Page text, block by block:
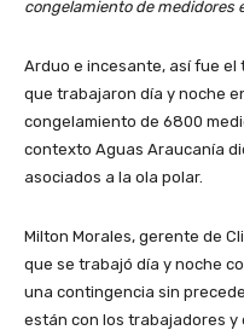
congelamiento de medidores
Arduo e incesante, así fue el
que trabajaron día y noche
congelamiento de 6800
contexto Aguas Araucanía
asociados a la ola polar.
Milton Morales, gerente de
que se trabajó día y noche
una contingencia sin
están con los trabajadores y